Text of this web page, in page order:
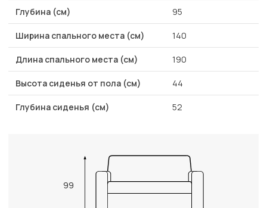
Глубина (см) 95
Ширина спального места (см) 140
Длина спального места (см) 190
Высота сиденья от пола (см) 44
Глубина сиденья (см) 52
99